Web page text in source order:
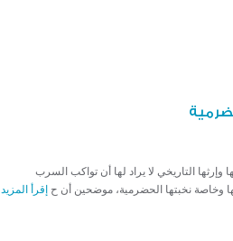
التاريخي لا يراد لها أن تواكب السرب
وخاصة نخبتها الحضرمية، موضحين أن ح إقرأ المزيد